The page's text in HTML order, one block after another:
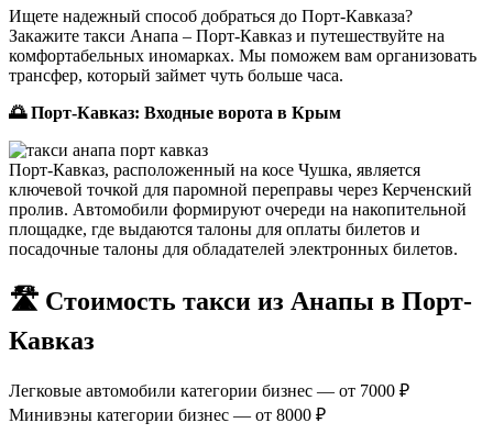
Ищете надежный способ добраться до Порт-Кавказа?
Закажите такси Анапа – Порт-Кавказ и путешествуйте на
комфортабельных иномарках. Мы поможем вам организовать
трансфер, который займет чуть больше часа.
🌅 Порт-Кавказ: Входные ворота в Крым
Порт-Кавказ, расположенный на косе Чушка, является
ключевой точкой для паромной переправы через Керченский
пролив. Автомобили формируют очереди на накопительной
площадке, где выдаются талоны для оплаты билетов и
посадочные талоны для обладателей электронных билетов.
🛣️ Стоимость такси из Анапы в Порт-
Кавказ
Легковые автомобили категории бизнес — от 7000 ₽
Минивэны категории бизнес — от 8000 ₽